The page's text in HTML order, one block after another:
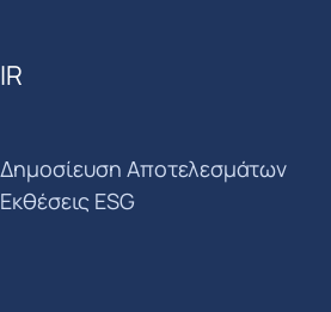
IR
Δημοσίευση Αποτελεσμάτων
Εκθέσεις ESG